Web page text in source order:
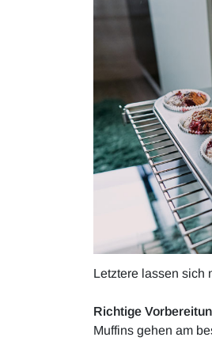
Letztere lassen sich
Richtige
Muffins gehen am